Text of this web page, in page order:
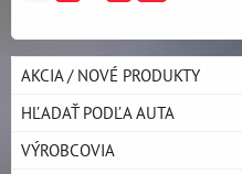
AKCIA / NOVÉ PRODUKTY
HĽADAŤ PODĽA AUTA
VÝROBCOVIA